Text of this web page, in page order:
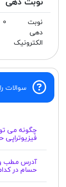
نوبت
دهی
الکترونیک
0
سوالات
چگونه می
آدرس مطب و
حسام در